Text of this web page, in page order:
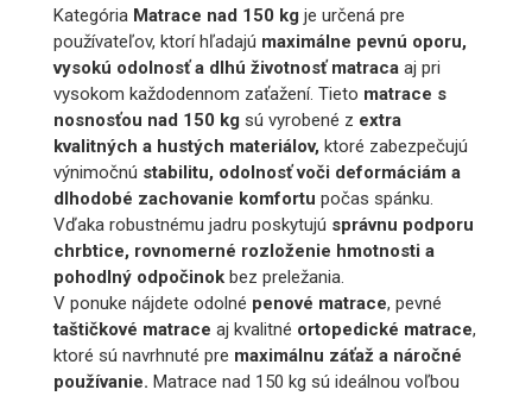
Kategória Matrace nad 150 kg je určená pre
používateľov, ktorí hľadajú maximálne pevnú oporu,
vysokú odolnosť a dlhú životnosť matraca aj pri
vysokom každodennom zaťažení. Tieto matrace s
nosnosťou nad 150 kg sú vyrobené z extra
kvalitných a hustých materiálov, ktoré zabezpečujú
výnimočnú stabilitu, odolnosť voči deformáciám a
dlhodobé zachovanie komfortu počas spánku.
Vďaka robustnému jadru poskytujú správnu podporu
chrbtice, rovnomerné rozloženie hmotnosti a
pohodlný odpočinok bez preležania.
V ponuke nájdete odolné penové matrace, pevné
taštičkové matrace aj kvalitné ortopedické matrace,
ktoré sú navrhnuté pre maximálnu záťaž a náročné
používanie. Matrace nad 150 kg sú ideálnou voľbou